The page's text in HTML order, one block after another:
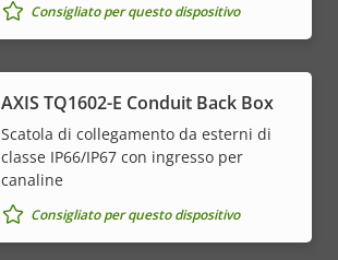
Consigliato per questo dispositivo
AXIS TQ1602-E Conduit Back Box
Scatola di collegamento da esterni di
classe IP66/IP67 con ingresso per
canaline
Consigliato per questo dispositivo